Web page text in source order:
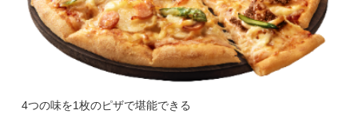
4つの味を1枚のピザで堪能できる